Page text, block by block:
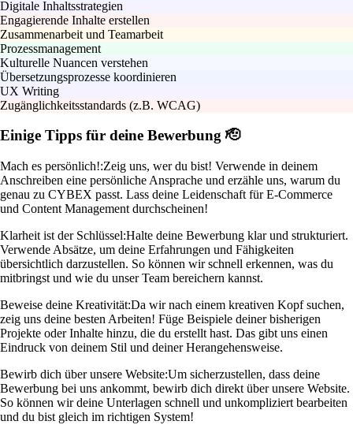
Digitale Inhaltsstrategien
Engagierende Inhalte erstellen
Zusammenarbeit und Teamarbeit
Prozessmanagement
Kulturelle Nuancen verstehen
Übersetzungsprozesse koordinieren
UX Writing
Zugänglichkeitsstandards (z.B. WCAG)
Einige Tipps für deine Bewerbung 🫡
Mach es persönlich!:Zeig uns, wer du bist! Verwende in deinem
Anschreiben eine persönliche Ansprache und erzähle uns, warum du
genau zu CYBEX passt. Lass deine Leidenschaft für E-Commerce
und Content Management durchscheinen!
Klarheit ist der Schlüssel:Halte deine Bewerbung klar und strukturiert.
Verwende Absätze, um deine Erfahrungen und Fähigkeiten
übersichtlich darzustellen. So können wir schnell erkennen, was du
mitbringst und wie du unser Team bereichern kannst.
Beweise deine Kreativität:Da wir nach einem kreativen Kopf suchen,
zeig uns deine besten Arbeiten! Füge Beispiele deiner bisherigen
Projekte oder Inhalte hinzu, die du erstellt hast. Das gibt uns einen
Eindruck von deinem Stil und deiner Herangehensweise.
Bewirb dich über unsere Website:Um sicherzustellen, dass deine
Bewerbung bei uns ankommt, bewirb dich direkt über unsere Website.
So können wir deine Unterlagen schnell und unkompliziert bearbeiten
und du bist gleich im richtigen System!